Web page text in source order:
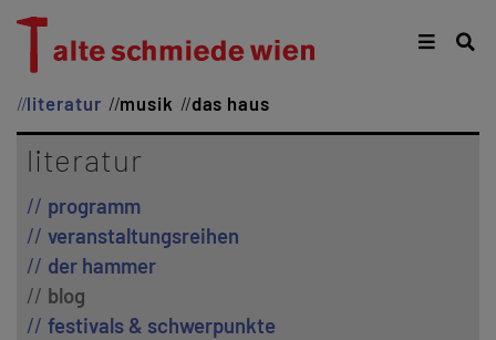
literatur musik das haus
literatur
programm
veranstaltungsreihen
der hammer
blog
festivals & schwerpunkte